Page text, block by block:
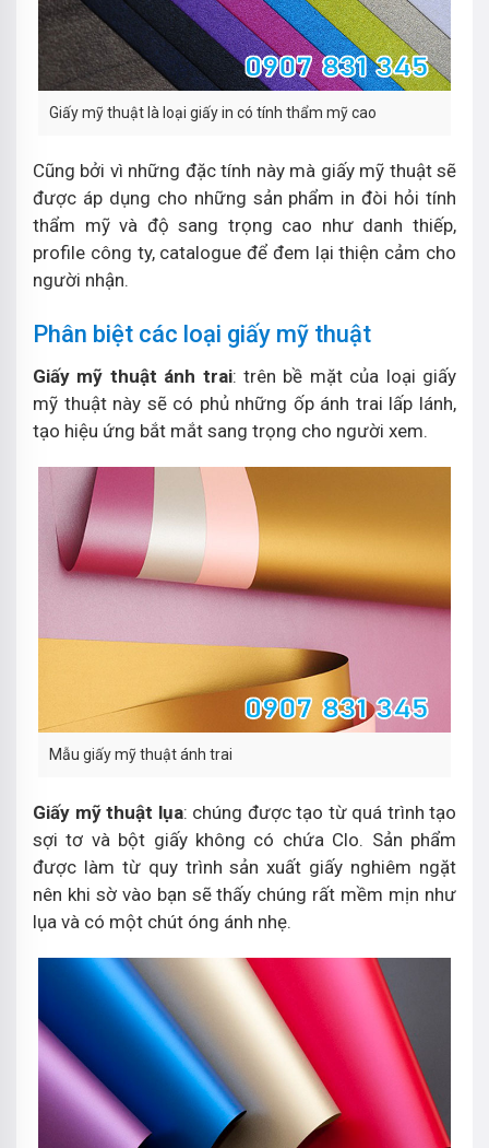
Giấy mỹ thuật là loại giấy in có tính thẩm mỹ cao
Cũng bởi vì những đặc tính này mà giấy mỹ thuật sẽ
được áp dụng cho những sản phẩm in đòi hỏi tính
thẩm mỹ và độ sang trọng cao như danh thiếp,
profile công ty, catalogue để đem lại thiện cảm cho
người nhận.
Phân biệt các loại giấy mỹ thuật
Giấy mỹ thuật ánh trai: trên bề mặt của loại giấy
mỹ thuật này sẽ có phủ những ốp ánh trai lấp lánh,
tạo hiệu ứng bắt mắt sang trọng cho người xem.
Mẫu giấy mỹ thuật ánh trai
Giấy mỹ thuật lụa: chúng được tạo từ quá trình tạo
sợi tơ và bột giấy không có chứa Clo. Sản phẩm
được làm từ quy trình sản xuất giấy nghiêm ngặt
nên khi sờ vào bạn sẽ thấy chúng rất mềm mịn như
lụa và có một chút óng ánh nhẹ.